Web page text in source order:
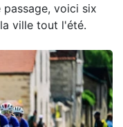
voici six
ville tout l'été.